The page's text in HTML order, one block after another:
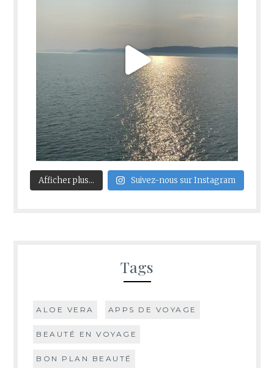
Afficher plus... Suivez-nous sur Instagram
Tags
ALOE VERA APPS DE VOYAGE
BEAUTÉ EN VOYAGE
BON PLAN BEAUTÉ